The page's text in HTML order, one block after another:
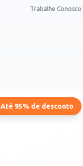
Trabalhe Conosco
Até 95% de desconto